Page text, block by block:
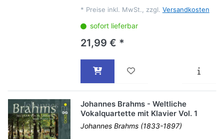
* Preise inkl. MwSt., zzgl. Versandkosten
sofort lieferbar
21,99 € *
Johannes Brahms - Weltliche
Vokalquartette mit Klavier Vol. 1
Johannes Brahms (1833-1897)